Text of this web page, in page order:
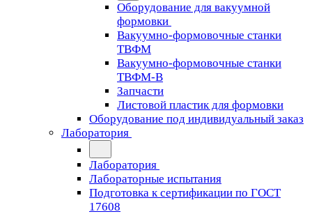
Оборудование для вакуумной
формовки
Вакуумно-формовочные станки
ТВФМ
Вакуумно-формовочные станки
ТВФМ-В
Запчасти
Листовой пластик для формовки
Оборудование под индивидуальный заказ
Лаборатория
Лаборатория
Лабораторные испытания
Подготовка к сертификации по ГОСТ
17608